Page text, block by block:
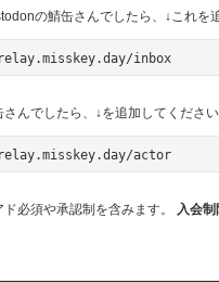
の鯖缶さんでしたら、↓これを
inbox
んでしたら、↓を追加してください
actor
ド必須や承認制を含みます。 入会制